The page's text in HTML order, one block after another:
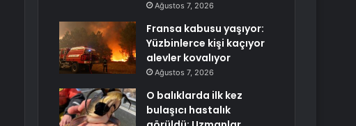
Ağustos 7, 2026
Fransa kabusu yaşıyor:
Yüzbinlerce kişi kaçıyor
alevler kovalıyor
Ağustos 7, 2026
O balıklarda ilk kez
bulaşıcı hastalık